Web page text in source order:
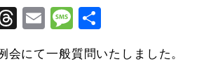
T
e
E
ai
M
s
会にて一般質問いたしました。